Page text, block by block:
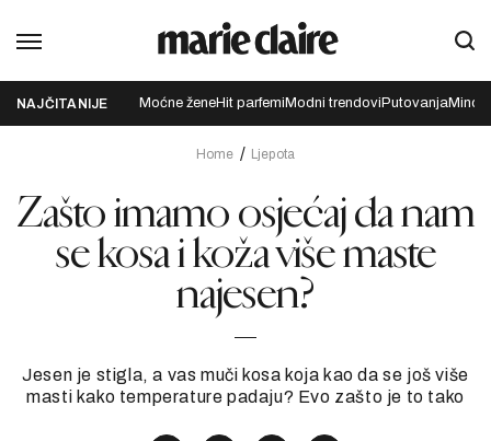
NAJČITANIJE Moćne ženeHit parfemi Modni trendovi Putovanja
Home Ljepota
Zašto imamo osjećaj da nam
se kosa i koža više maste
najesen?
Jesen je stigla, a vas muči kosa koja kao da se još više
masti kako temperature padaju? Evo zašto je to tako